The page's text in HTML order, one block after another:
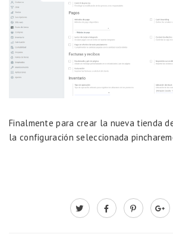
Finalmente para crear la nueva tienda
la configuración seleccionada